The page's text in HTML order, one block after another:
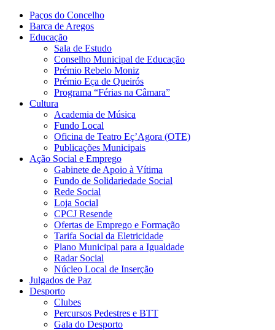
Paços do Concelho
Barca de Aregos
Educação
Sala de Estudo
Conselho Municipal de Educação
Prémio Rebelo Moniz
Prémio Eça de Queirós
Programa “Férias na Câmara”
Cultura
Academia de Música
Fundo Local
Oficina de Teatro Eç’Agora (OTE)
Publicações Municipais
Ação Social e Emprego
Gabinete de Apoio à Vítima
Fundo de Solidariedade Social
Rede Social
Loja Social
CPCJ Resende
Ofertas de Emprego e Formação
Tarifa Social da Eletricidade
Plano Municipal para a Igualdade
Radar Social
Núcleo Local de Inserção
Julgados de Paz
Desporto
Clubes
Percursos Pedestres e BTT
Gala do Desporto